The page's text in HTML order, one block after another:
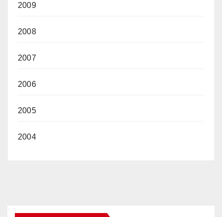
2009
2008
2007
2006
2005
2004